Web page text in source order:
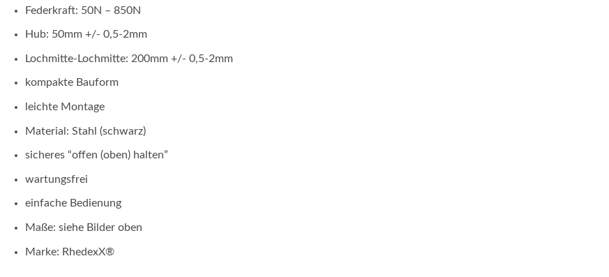
Federkraft: 50N – 850N
Hub: 50mm +/- 0,5-2mm
Lochmitte-Lochmitte: 200mm +/- 0,5-2mm
kompakte Bauform
leichte Montage
Material: Stahl (schwarz)
sicheres “offen (oben) halten”
wartungsfrei
einfache Bedienung
Maße: siehe Bilder oben
Marke: RhedexX®